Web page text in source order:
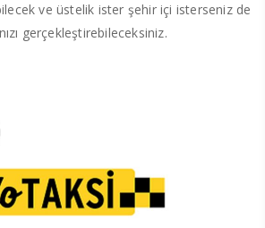
ve üstelik ister şehir içi isterseniz de
gerçekleştirebileceksiniz.